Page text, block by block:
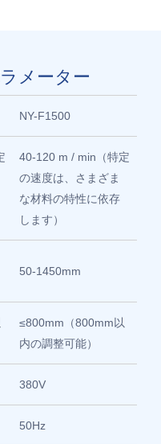
メーター
NY-F1500
40-120 m / min（特定
の速度は、さまざま
な材料の特性に依存
します）
50-1450mm
≤800mm（800mm以
内の調整可能）
380V
50Hz